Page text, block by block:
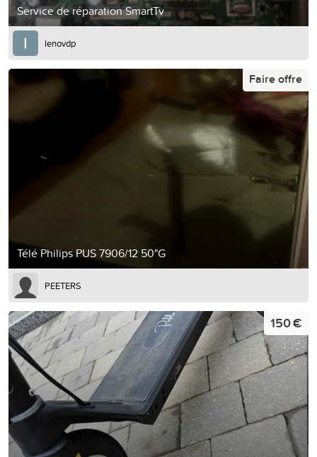
Service de réparation SmartTv
lenovdp
Télé Philips PUS 7906/12 50"G
Faire offre
PEETERS
150 €